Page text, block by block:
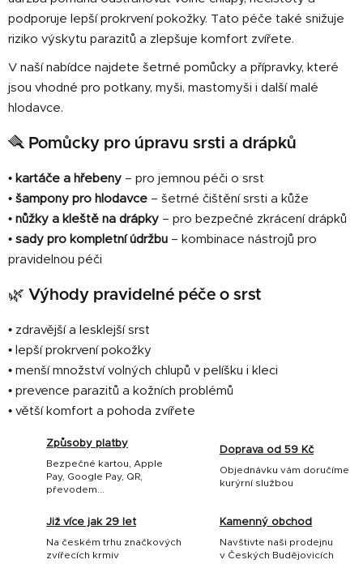
p
r
v
k
y
p
s
u
podporuje lepší prokrvení pokožky. Tato péče také snižuje
riziko výskytu parazitů a zlepšuje komfort zvířete.
V naší nabídce najdete šetrné pomůcky a přípravky, které
jsou vhodné pro potkany, myši, mastomyši i další malé
hlodavce.
🪮 Pomůcky pro úpravu srsti a drápků
• kartáče a hřebeny – pro jemnou péči o srst
• šampony pro hlodavce – šetrné čištění srsti a kůže
• nůžky a kleště na drápky – pro bezpečné zkrácení drápků
• sady pro kompletní údržbu – kombinace nástrojů pro
pravidelnou péči
🌿 Výhody pravidelné péče o srst
• zdravější a lesklejší srst
• lepší prokrvení pokožky
• menší množství volných chlupů v pelíšku i kleci
• prevence parazitů a kožních problémů
• větší komfort a pohoda zvířete
Způsoby platby
Bezpečné kartou, Apple
Pay, Google Pay, QR,
převodem...
Doprava od 59 Kč
Objednávku vám doručíme
kurýrní službou
Již více jak 29 let
Na českém trhu značkových
zvířecích krmiv
Kamenný obchod
Navštivte naši prodejnu
v Českých Budějovicích